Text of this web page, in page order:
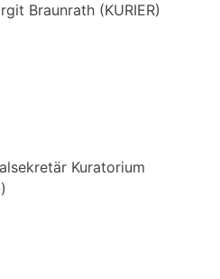
Braunrath (KURIER)
Kuratorium